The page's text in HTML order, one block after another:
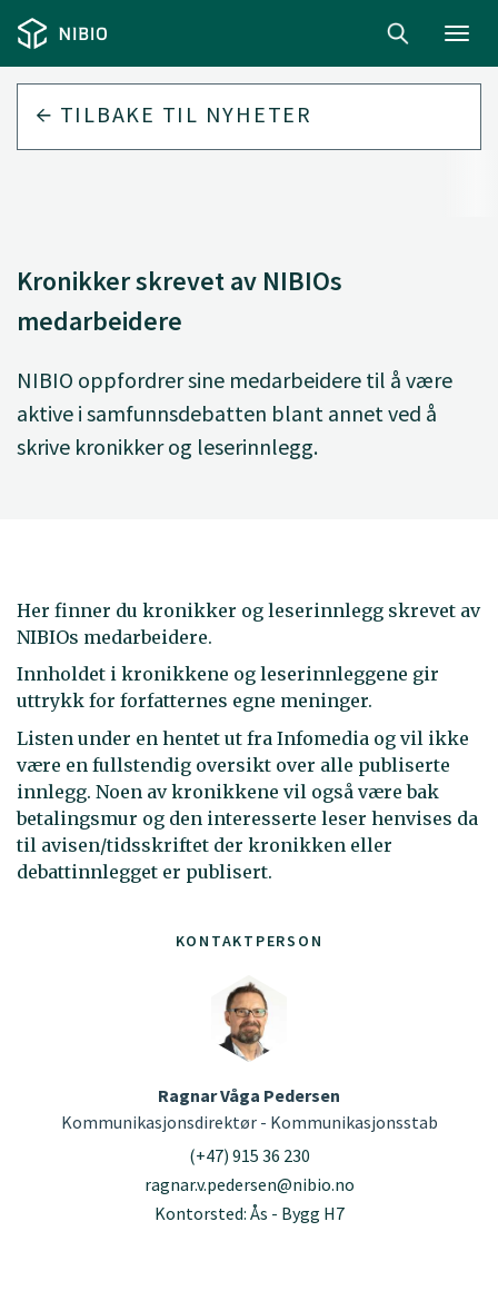
TILBAKE TIL NYHETER
Kronikker skrevet av NIBIOs
medarbeidere
NIBIO oppfordrer sine medarbeidere til å være
aktive i samfunnsdebatten blant annet ved å
skrive kronikker og leserinnlegg.
Her finner du kronikker og leserinnlegg skrevet av
NIBIOs medarbeidere.
Innholdet i kronikkene og leserinnleggene gir
uttrykk for forfatternes egne meninger.
Listen under en hentet ut fra Infomedia og vil ikke
være en fullstendig oversikt over alle publiserte
innlegg. Noen av kronikkene vil også være bak
betalingsmur og den interesserte leser henvises da
til avisen/tidsskriftet der kronikken eller
debattinnlegget er publisert.
KONTAKTPERSON
Ragnar Våga Pedersen
Kommunikasjonsdirektør - Kommunikasjonsstab
(+47) 915 36 230
ragnar.v.pedersen@nibio.no
Kontorsted: Ås - Bygg H7